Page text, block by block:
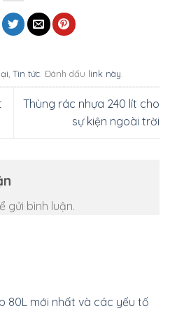
Tin tức . Đánh dấu link này
Thùng rác nhựa 240 lít cho
sự kiện ngoài trời
gửi bình luận.
80L mới nhất và các yếu tố